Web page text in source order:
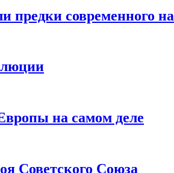
предки современного
на самом деле
Советского Союза